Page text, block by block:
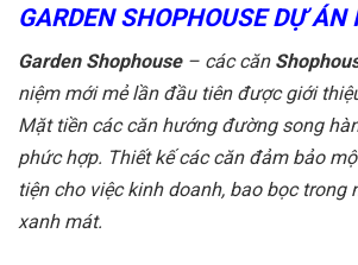
GARDEN SHOPHOUSE DỰ
Garden Shophouse– các căn
niệm mới mẻ lần đầu tiên được giới
Mặt tiền các căn hướng đường song
phức hợp. Thiết kế các căn đảm bảo
tiện cho việc kinh doanh, bao bọc trong
xanh mát.